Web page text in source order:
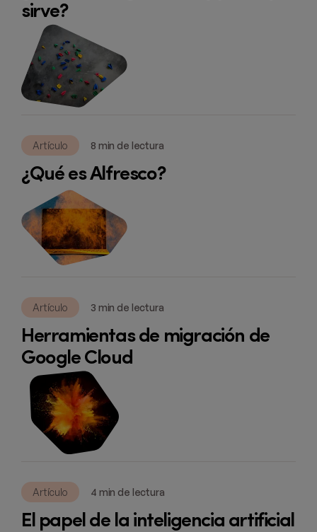
sirve?
Artículo 8 min de lectura
¿Qué es Alfresco?
Artículo 3 min de lectura
Herramientas de migración de
Google Cloud
Artículo 4 min de lectura
El papel de la inteligencia artificial